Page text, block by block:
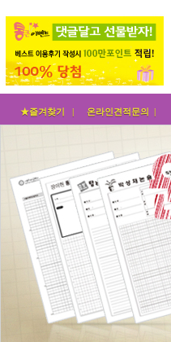
★즐겨찾기 | 온라인견적문의 |